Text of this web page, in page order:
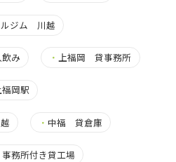
ルジム 川越
み ・上福岡 貸事務所
岡駅
・中福 貸倉庫
事務所付き貸工場